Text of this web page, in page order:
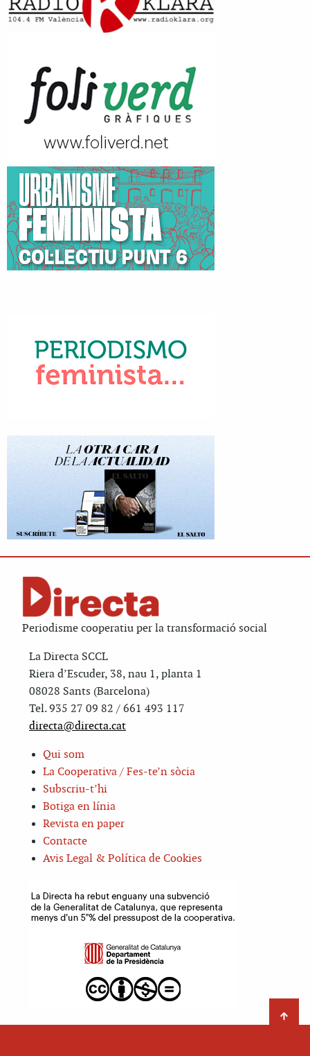
Periodisme cooperatiu per la transformació social
La Directa SCCL
Riera d’Escuder, 38, nau 1, planta 1
08028 Sants (Barcelona)
Tel. 935 27 09 82 / 661 493 117
directa@directa.cat
Qui som
La Cooperativa / Fes-te’n sòcia
Subscriu-t’hi
Botiga en línia
Revista en paper
Contacte
Avis Legal & Política de Cookies